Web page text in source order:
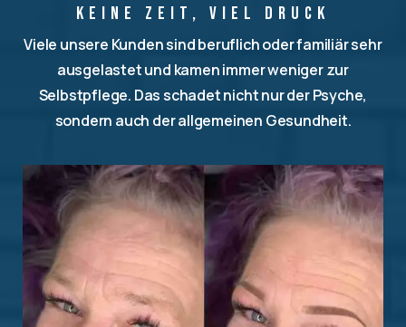
Keine Zeit, viel Druck
Viele unsere Kunden sind beruflich oder familiär sehr
ausgelastet und kamen immer weniger zur
Selbstpflege. Das schadet nicht nur der Psyche,
sondern auch der allgemeinen Gesundheit.